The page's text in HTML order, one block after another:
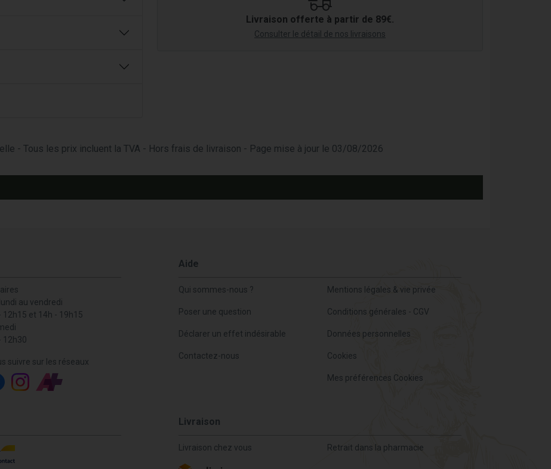
Livraison offerte à partir de 89€.
Consulter le détail de nos livraisons
- Tous les prix incluent la TVA - Hors frais de livraison - Page mise à jour le 03/08/2026
au vendredi
12h15 et 14h - 19h15
12h30
suivre sur les réseaux
Aide
Qui sommes-nous ?
Poser une question
Déclarer un effet indésirable
Contactez-nous
Mentions légales & vie privée
Conditions générales - CGV
Données personnelles
Cookies
Mes préférences Cookies
Livraison
Livraison chez vous Retrait dans la pharmacie